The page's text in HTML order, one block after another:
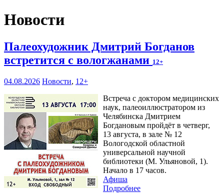
Новости
Палеохудожник Дмитрий Богданов
встретится с вологжанами 12+
04.08.2026 Новости, 12+
Встреча с доктором медицинских
наук, палеоиллюстратором из
Челябинска Дмитрием
Богдановым пройдёт в четверг,
13 августа, в зале № 12
Вологодской областной
универсальной научной
библиотеки (М. Ульяновой, 1).
Начало в 17 часов.
Афиша
Подробнее